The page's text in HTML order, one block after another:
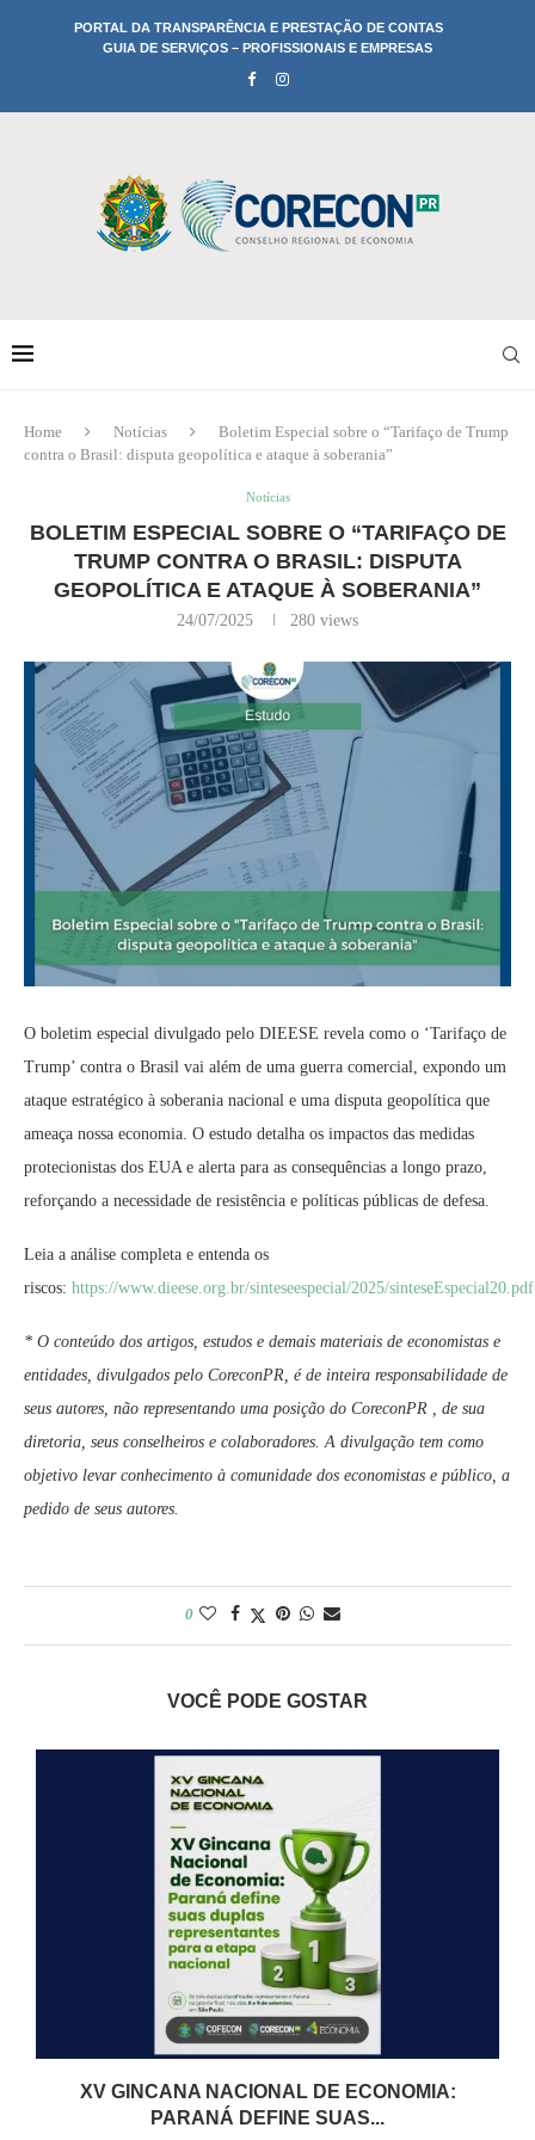
PORTAL DA TRANSPARÊNCIA E PRESTAÇÃO DE CONTAS
GUIA DE SERVIÇOS – PROFISSIONAIS E EMPRESAS
Home Notícias
Boletim Especial sobre o “Tarifaço de Trump
contra o Brasil: disputa geopolítica e ataque à soberania”
Notícias
BOLETIM ESPECIAL SOBRE O “TARIFAÇO DE
TRUMP CONTRA O BRASIL: DISPUTA
GEOPOLÍTICA E ATAQUE À SOBERANIA”
24/07/2025 280 views
O boletim especial divulgado pelo DIEESE revela como o ‘Tarifaço de
Trump’ contra o Brasil vai além de uma guerra comercial, expondo um
ataque estratégico à soberania nacional e uma disputa geopolítica que
ameaça nossa economia. O estudo detalha os impactos das medidas
protecionistas dos EUA e alerta para as consequências a longo prazo,
reforçando a necessidade de resistência e políticas públicas de defesa.
Leia a análise completa e entenda os
riscos: https://www.dieese.org.br/sinteseespecial/2025/sinteseEspecial20.pdf
* O conteúdo dos artigos, estudos e demais materiais de economistas e
entidades, divulgados pelo CoreconPR, é de inteira responsabilidade de
seus autores, não representando uma posição do CoreconPR , de sua
diretoria, seus conselheiros e colaboradores. A divulgação tem como
objetivo levar conhecimento à comunidade dos economistas e público, a
pedido de seus autores.
0
VOCÊ PODE GOSTAR
XV GINCANA NACIONAL DE ECONOMIA:
PARANÁ DEFINE SUAS...